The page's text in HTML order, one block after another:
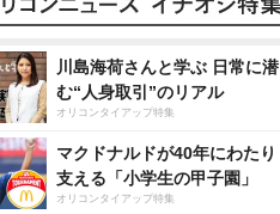
川島海荷さんと学ぶ 日常に潜
む“人身取引”のリアル
オリコンタイアップ特集
マクドナルドが40年にわたり
支える「小学生の甲子園」
オリコンタイアップ特集